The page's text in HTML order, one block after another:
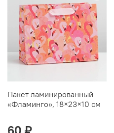
Пакет ламинированный
«Фламинго», 18×23×10 см
60 ₽